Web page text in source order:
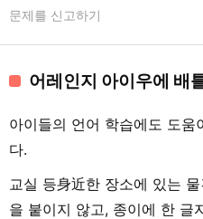
문제를 신고하기
어레인지 아이우에 배
아이들의 언어 학습에도 도움
다.
교실 등身近한 장소에 있는
을 붙이지 않고, 종이에 한 글